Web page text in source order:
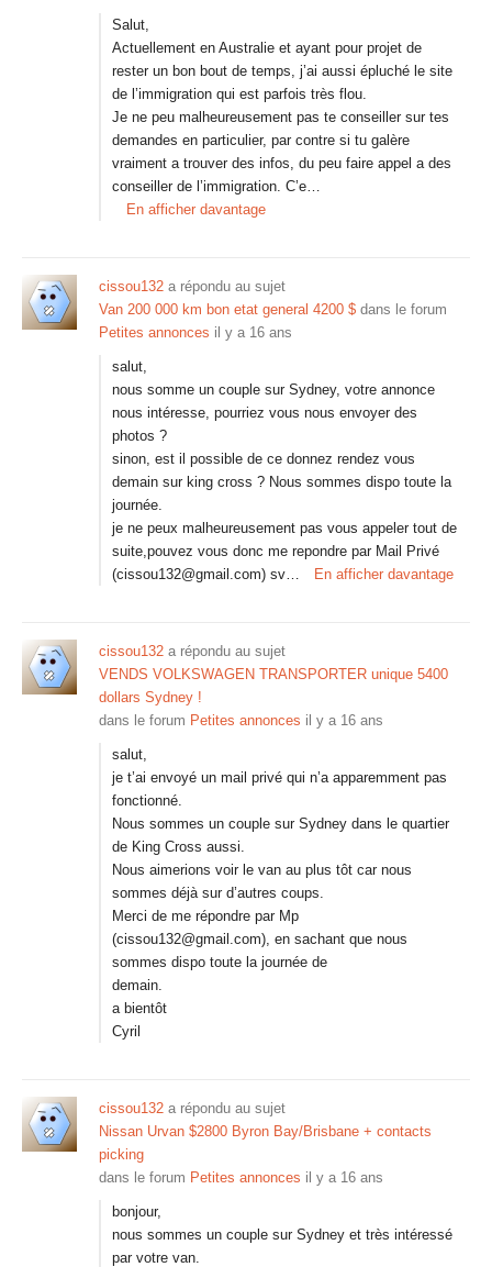
Salut,
Actuellement en Australie et ayant pour projet de
rester un bon bout de temps, j’ai aussi épluché le site
de l’immigration qui est parfois très flou.
Je ne peu malheureusement pas te conseiller sur tes
demandes en particulier, par contre si tu galère
vraiment a trouver des infos, du peu faire appel a des
conseiller de l’immigration. C’e…
En afficher davantage
cissou132 a répondu au sujet
Van 200 000 km bon etat general 4200 $ dans le forum
Petites annonces il y a 16 ans
salut,
nous somme un couple sur Sydney, votre annonce
nous intéresse, pourriez vous nous envoyer des
photos ?
sinon, est il possible de ce donnez rendez vous
demain sur king cross ? Nous sommes dispo toute la
journée.
je ne peux malheureusement pas vous appeler tout de
suite,pouvez vous donc me repondre par Mail Privé
(cissou132@gmail.com) sv…
En afficher davantage
cissou132 a répondu au sujet
VENDS VOLKSWAGEN TRANSPORTER unique 5400
dollars Sydney !
dans le forum Petites annonces il y a 16 ans
salut,
je t’ai envoyé un mail privé qui n’a apparemment pas
fonctionné.
Nous sommes un couple sur Sydney dans le quartier
de King Cross aussi.
Nous aimerions voir le van au plus tôt car nous
sommes déjà sur d’autres coups.
Merci de me répondre par Mp
(cissou132@gmail.com), en sachant que nous
sommes dispo toute la journée de
demain.
a bientôt
Cyril
cissou132 a répondu au sujet
Nissan Urvan $2800 Byron Bay/Brisbane + contacts
picking
dans le forum Petites annonces il y a 16 ans
bonjour,
nous sommes un couple sur Sydney et très intéressé
par votre van.